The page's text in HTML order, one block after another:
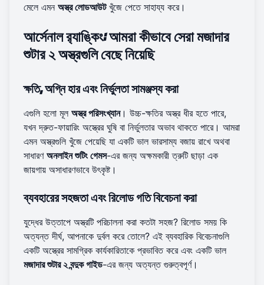
মেলে এমন অস্ত্র লোডআউটখুঁজে পেতে সাহায্য করে।
আর্সেনাল র‌্যাঙ্কিং: আমরা কীভাবে সেরা মজাদার
শুটার ২ অস্ত্রগুলি বেছে নিয়েছি
ক্ষতি, অগ্নি হার এবং নির্ভুলতা সামঞ্জস্য করা
এগুলি হলো মূল অস্ত্র পরিসংখ্যান। উচ্চ-ক্ষতির অস্ত্র ধীর হতে পারে,
যখন দ্রুত-ফায়ারিং অস্ত্রের ঘুষি বা নির্ভুলতার অভাব থাকতে পারে। আমরা
এমন অস্ত্রগুলি খুঁজে পেয়েছি যা একটি ভাল ভারসাম্য বজায় রাখে অথবা
সাধারণ অনলাইন শুটিং গেমস-এর জন্য অক্ষমকারী ত্রুটি ছাড়া এক
জায়গায় অসাধারণভাবে উৎকৃষ্ট।
ব্যবহারের সহজতা এবং রিলোড গতি বিবেচনা করা
যুদ্ধের উত্তাপে অস্ত্রটি পরিচালনা করা কতটা সহজ? রিলোড সময় কি
অত্যন্ত দীর্ঘ, আপনাকে দুর্বল করে তোলে? এই ব্যবহারিক বিবেচনাগুলি
একটি অস্ত্রের সামগ্রিক কার্যকারিতাকে প্রভাবিত করে এবং একটি ভাল
মজাদার শুটার ২ বন্দুক গাইড-এর জন্য অত্যন্ত গুরুত্বপূর্ণ।